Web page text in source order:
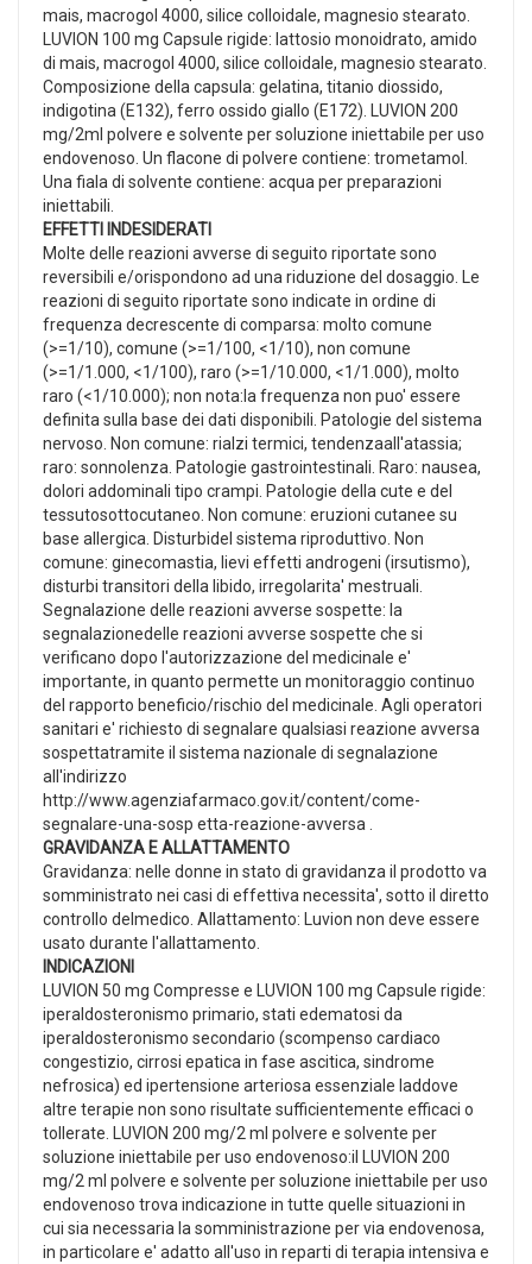
mais, macrogol 4000, silice colloidale, magnesio stearato.
LUVION 100 mg Capsule rigide: lattosio monoidrato, amido
di mais, macrogol 4000, silice colloidale, magnesio stearato.
Composizione della capsula: gelatina, titanio diossido,
indigotina (E132), ferro ossido giallo (E172). LUVION 200
mg/2ml polvere e solvente per soluzione iniettabile per uso
endovenoso. Un flacone di polvere contiene: trometamol.
Una fiala di solvente contiene: acqua per preparazioni
iniettabili.
EFFETTI INDESIDERATI
Molte delle reazioni avverse di seguito riportate sono
reversibili e/orispondono ad una riduzione del dosaggio. Le
reazioni di seguito riportate sono indicate in ordine di
frequenza decrescente di comparsa: molto comune
(>=1/10), comune (>=1/100, <1/10), non comune
(>=1/1.000, <1/100), raro (>=1/10.000, <1/1.000), molto
raro (<1/10.000); non nota:la frequenza non puo' essere
definita sulla base dei dati disponibili. Patologie del sistema
nervoso. Non comune: rialzi termici, tendenzaall'atassia;
raro: sonnolenza. Patologie gastrointestinali. Raro: nausea,
dolori addominali tipo crampi. Patologie della cute e del
tessutosottocutaneo. Non comune: eruzioni cutanee su
base allergica. Disturbidel sistema riproduttivo. Non
comune: ginecomastia, lievi effetti androgeni (irsutismo),
disturbi transitori della libido, irregolarita' mestruali.
Segnalazione delle reazioni avverse sospette: la
segnalazionedelle reazioni avverse sospette che si
verificano dopo l'autorizzazione del medicinale e'
importante, in quanto permette un monitoraggio continuo
del rapporto beneficio/rischio del medicinale. Agli operatori
sanitari e' richiesto di segnalare qualsiasi reazione avversa
sospettatramite il sistema nazionale di segnalazione
all'indirizzo
http://www.agenziafarmaco.gov.it/content/come-
segnalare-una-sosp etta-reazione-avversa .
GRAVIDANZA E ALLATTAMENTO
Gravidanza: nelle donne in stato di gravidanza il prodotto va
somministrato nei casi di effettiva necessita', sotto il diretto
controllo delmedico. Allattamento: Luvion non deve essere
usato durante l'allattamento.
INDICAZIONI
LUVION 50 mg Compresse e LUVION 100 mg Capsule rigide:
iperaldosteronismo primario, stati edematosi da
iperaldosteronismo secondario (scompenso cardiaco
congestizio, cirrosi epatica in fase ascitica, sindrome
nefrosica) ed ipertensione arteriosa essenziale laddove
altre terapie non sono risultate sufficientemente efficaci o
tollerate. LUVION 200 mg/2 ml polvere e solvente per
soluzione iniettabile per uso endovenoso:il LUVION 200
mg/2 ml polvere e solvente per soluzione iniettabile per uso
endovenoso trova indicazione in tutte quelle situazioni in
cui sia necessaria la somministrazione per via endovenosa,
in particolare e' adatto all'uso in reparti di terapia intensiva e